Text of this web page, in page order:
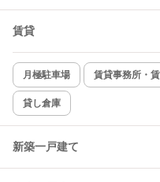
新着のみ
該当件数:
賃貸
月極駐車場 賃貸事務所・
貸し倉庫
新築一戸建て